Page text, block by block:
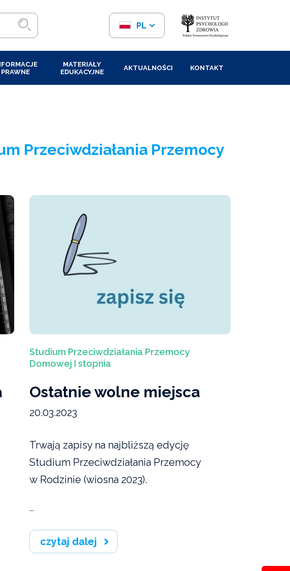
PL
EN
PRAWNE
MATERIAŁY
EDUKACYJNE
AKTUALNOŚCI KONTAKT
Przeciwdziałania Przemocy
Studium Przeciwdziałania Przemocy
Domowej I stopnia
Ostatnie wolne miejsca
20.03.2023
Trwają zapisy na najbliższą edycję
Studium Przeciwdziałania Przemocy
w Rodzinie (wiosna 2023).
...
czytaj dalej